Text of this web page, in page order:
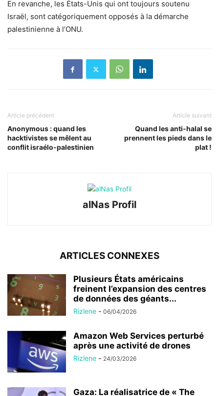
En revanche, les États-Unis qui ont toujours soutenu
Israël, sont catégoriquement opposés à la démarche
palestinienne à l’ONU.
Article précédent
Anonymous : quand les
hacktivistes se mêlent au
conflit israélo-palestinien
Article suivant
Quand les anti-halal se
prennent les pieds dans le
plat !
alNas Profil
ARTICLES CONNEXES
Plusieurs États américains
freinent l’expansion des centres
de données des géants...
Rizlene - 06/04/2026
Amazon Web Services perturbé
après une activité de drones
Rizlene - 24/03/2026
Gaza: La réalisatrice de « The